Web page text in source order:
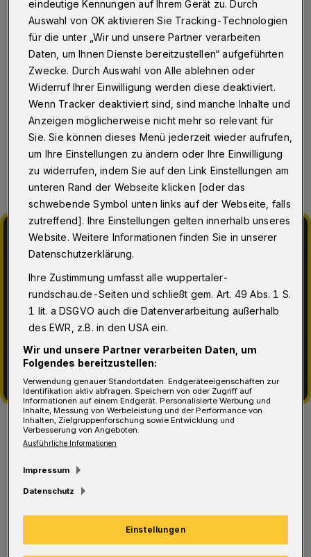
Oberbarmen ist ein zertifizierter Luftkurort entlang der
lieblichen Wupper, die sich hier romantisch durchs Tale
schlängelt”, heißt es in einer Einladung der
Künstlerinnen- und Künstlergruppe „Mobile Oase“. Der
Kuraufenthalt der besonderen Art findet am Mittwoch
(26. März 2025) von 14 bis 18 Uhr vor der Färberei
(Peter-Hansen-Platz 1) statt.
21.03.2025 , 11:00 Uhr Eine Minute Lesezeit
Wer kennt ihn nicht!
Foto: Mobile Oase
„Wir füllen Ihren persönlichen
Anamnesebogen aus und kümmern uns um
eindeutige Kennungen auf Ihrem Gerät zu. Durch
Auswahl von OK aktivieren Sie Tracking-Technologien
für die unter „Wir und unsere Partner verarbeiten
Daten, um Ihnen Dienste bereitzustellen“ aufgeführten
Zwecke. Durch Auswahl von Alle ablehnen oder
Widerruf Ihrer Einwilligung werden diese deaktiviert.
Wenn Tracker deaktiviert sind, sind manche Inhalte und
Anzeigen möglicherweise nicht mehr so relevant für
Sie. Sie können dieses Menü jederzeit wieder aufrufen,
um Ihre Einstellungen zu ändern oder Ihre Einwilligung
zu widerrufen, indem Sie auf den Link Einstellungen am
unteren Rand der Webseite klicken [oder das
schwebende Symbol unten links auf der Webseite, falls
zutreffend]. Ihre Einstellungen gelten innerhalb unseres
Website. Weitere Informationen finden Sie in unserer
Datenschutzerklärung.
Ihre Zustimmung umfasst alle wuppertaler-
rundschau.de-Seiten und schließt gem. Art. 49 Abs. 1 S.
1 lit. a DSGVO auch die Datenverarbeitung außerhalb
des EWR, z.B. in den USA ein.
Wir und unsere Partner verarbeiten Daten, um
Folgendes bereitzustellen:
Verwendung genauer Standortdaten. Endgeräteeigenschaften zur
Identifikation aktiv abfragen. Speichern von oder Zugriff auf
Informationen auf einem Endgerät. Personalisierte Werbung und
Inhalte, Messung von Werbeleistung und der Performance von
Inhalten, Zielgruppenforschung sowie Entwicklung und
Verbesserung von Angeboten.
Ausführliche Informationen
Impressum
Datenschutz
Einstellungen